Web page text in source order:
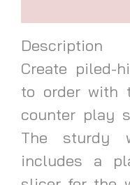
Description
Create piled-
to order with
counter play
The sturdy
includes a